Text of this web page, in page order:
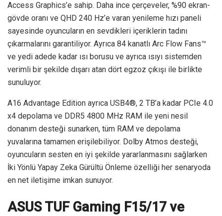
Access Graphics’e sahip. Daha ince çerçeveler, %90 ekran-
gövde oranı ve QHD 240 Hz’e varan yenileme hızı paneli
sayesinde oyuncuların en sevdikleri içeriklerin tadını
çıkarmalarını garantiliyor. Ayrıca 84 kanatlı Arc Flow Fans™
ve yedi adede kadar ısı borusu ve ayrıca ısıyı sistemden
verimli bir şekilde dışarı atan dört egzoz çıkışı ile birlikte
sunuluyor.
A16 Advantage Edition ayrıca USB4®, 2 TB’a kadar PCIe 4.0
x4 depolama ve DDR5 4800 MHz RAM ile yeni nesil
donanım desteği sunarken, tüm RAM ve depolama
yuvalarına tamamen erişilebiliyor. Dolby Atmos desteği,
oyuncuların sesten en iyi şekilde yararlanmasını sağlarken
İki Yönlü Yapay Zeka Gürültü Önleme özelliği her senaryoda
en net iletişime imkan sunuyor.
ASUS TUF Gaming F15/17 ve